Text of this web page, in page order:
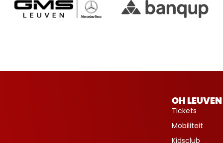
OH LEUVEN
Tickets
Mobiliteit
Kidsclub